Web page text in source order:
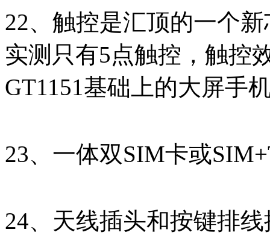
22、触控是汇顶的一个
实测只有5点触控，触控
GT1151基础上的大屏手
23、一体双SIM卡或
24、天线插头和按键排